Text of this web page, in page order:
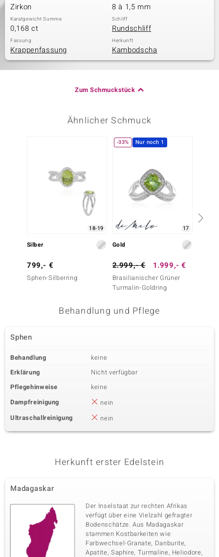
Zirkon 8 à 1,5 mm
Karatgewicht Summe
0,168 ct
Schliff
Rundschliff
Fassung
Krappenfassung
Herkunft
Kambodscha
Zum Schmuckstück
Ähnlicher Schmuck
18-19
Silber
799,- €
Sphen-Silberring
-33% Nur noch 1
17
Gold
2.999,- € 1.999,- €
Brasilianischer Grüner
Turmalin-Goldring
Behandlung und Pflege
Sphen
Behandlung
keine
Erklärung
Nicht verfügbar
Pflegehinweise
keine
Dampfreinigung
nein
Ultraschallreinigung
nein
Herkunft erster Edelstein
Madagaskar
Der Inselstaat zur rechten Afrikas
verfügt über eine Vielzahl gefragter
Bodenschätze. Aus Madagaskar
stammen Kostbarkeiten wie
Farbwechsel-Granate, Danburite,
Apatite, Saphire, Turmaline, Heliodore,